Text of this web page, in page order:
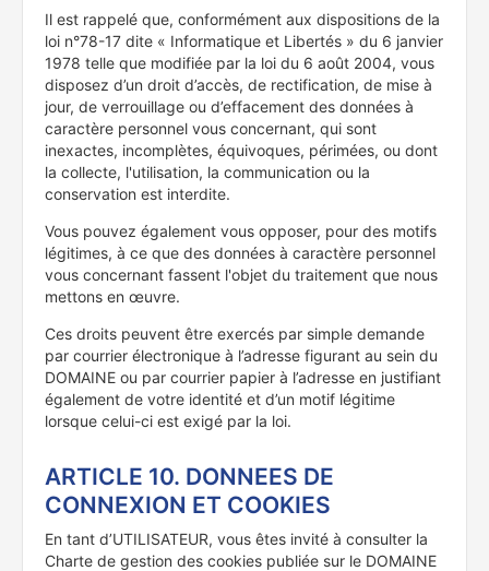
Il est rappelé que, conformément aux dispositions de la
loi n°78-17 dite « Informatique et Libertés » du 6 janvier
1978 telle que modifiée par la loi du 6 août 2004, vous
disposez d’un droit d’accès, de rectification, de mise à
jour, de verrouillage ou d’effacement des données à
caractère personnel vous concernant, qui sont
inexactes, incomplètes, équivoques, périmées, ou dont
la collecte, l'utilisation, la communication ou la
conservation est interdite.
Vous pouvez également vous opposer, pour des motifs
légitimes, à ce que des données à caractère personnel
vous concernant fassent l'objet du traitement que nous
mettons en œuvre.
Ces droits peuvent être exercés par simple demande
par courrier électronique à l’adresse figurant au sein du
DOMAINE ou par courrier papier à l’adresse en justifiant
également de votre identité et d’un motif légitime
lorsque celui-ci est exigé par la loi.
ARTICLE 10. DONNEES DE
CONNEXION ET COOKIES
En tant d’UTILISATEUR, vous êtes invité à consulter la
Charte de gestion des cookies publiée sur le DOMAINE